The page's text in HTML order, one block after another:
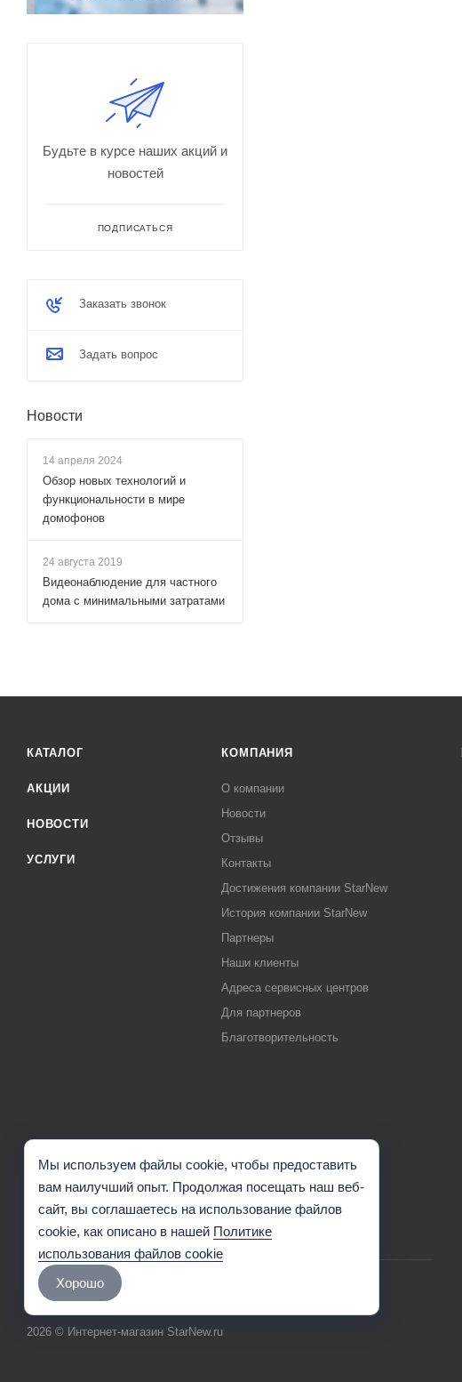
Будьте в курсе наших акций и
новостей
ПОДПИСАТЬСЯ
Заказать звонок
Задать вопрос
Новости
14 апреля 2024
Обзор новых технологий и
функциональности в мире
домофонов
24 августа 2019
Видеонаблюдение для частного
дома с минимальными затратами
КАТАЛОГ
АКЦИИ
НОВОСТИ
УСЛУГИ
КОМПАНИЯ
О компании
Новости
Отзывы
Контакты
Достижения компании StarNew
История компании StarNew
Партнеры
Наши клиенты
Адреса сервисных центров
Для партнеров
Благотворительность
2026 © Интернет-магазин StarNew.ru
Хорошо
Мы используем файлы cookie, чтобы предоставить
вам наилучший опыт. Продолжая посещать наш веб-
сайт, вы соглашаетесь на использование файлов
cookie, как описано в нашей Политике
использования файлов cookie